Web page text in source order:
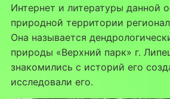
Интернет и литературы данной
природной территории
Она называется
природы «Верхний парк» г.
знакомились с историй его
исследовали его.